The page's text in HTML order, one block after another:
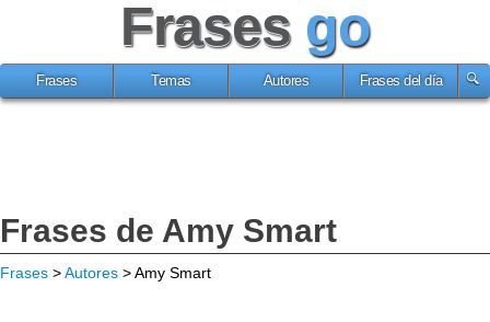
Frases go
Frases Temas Autores Frases del día
Frases de Amy Smart
Frases >Autores > Amy Smart